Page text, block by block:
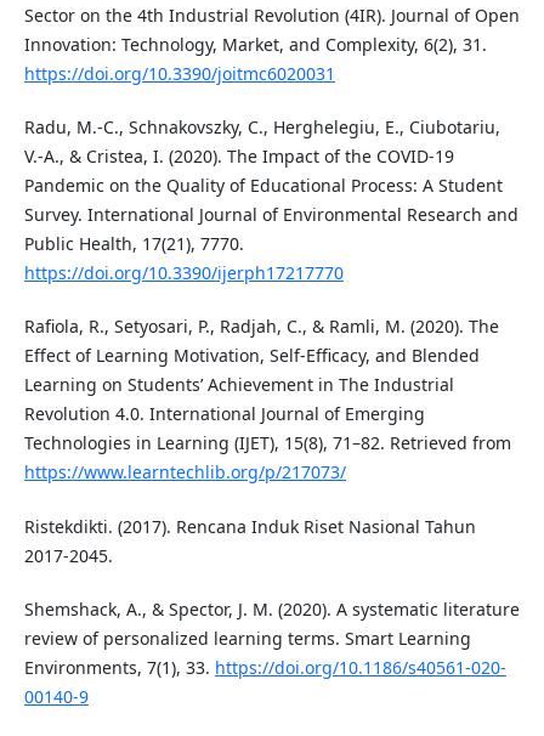
Sector on the 4th Industrial Revolution (4IR). Journal of Open
Innovation: Technology, Market, and Complexity, 6(2), 31.
https://doi.org/10.3390/joitmc6020031
Radu, M.-C., Schnakovszky, C., Herghelegiu, E., Ciubotariu,
V.-A., & Cristea, I. (2020). The Impact of the COVID-19
Pandemic on the Quality of Educational Process: A Student
Survey. International Journal of Environmental Research and
Public Health, 17(21), 7770.
https://doi.org/10.3390/ijerph17217770
Rafiola, R., Setyosari, P., Radjah, C., & Ramli, M. (2020). The
Effect of Learning Motivation, Self-Efficacy, and Blended
Learning on Students’ Achievement in The Industrial
Revolution 4.0. International Journal of Emerging
Technologies in Learning (IJET), 15(8), 71–82. Retrieved from
https://www.learntechlib.org/p/217073/
Ristekdikti. (2017). Rencana Induk Riset Nasional Tahun
2017-2045.
Shemshack, A., & Spector, J. M. (2020). A systematic literature
review of personalized learning terms. Smart Learning
Environments, 7(1), 33. https://doi.org/10.1186/s40561-020-
00140-9